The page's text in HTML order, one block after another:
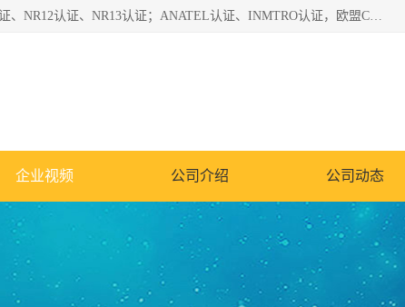
*是一家的测试、评估、检查与认机构，主要从事巴西NR10认证、NR12认证、NR13认证；ANATEL认证、INMTRO认证，欧盟CE认证：MD认证，PED认证，MID认证，ATEX认证，德国蓝色天使认证。
企业视频 公司介绍 公司动态